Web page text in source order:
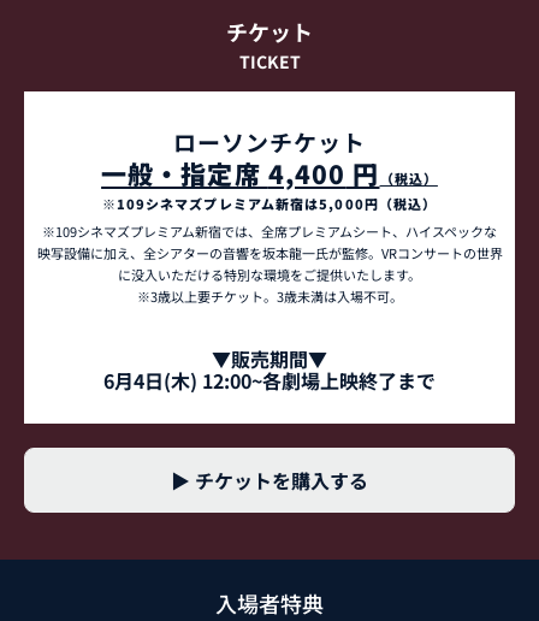
チケット
TICKET
ローソンチケット
一般・指定席 4,400 円
（税込）
※109シネマズプレミアム新宿は5,000円（税込）
※109シネマズプレミアム新宿では、全席プレミアムシート、ハイスペックな
映写設備に加え、全シアターの音響を坂本龍一氏が監修。VRコンサートの世界
に没入いただける特別な環境をご提供いたします。
※3歳以上要チケット。3歳未満は入場不可。
▼販売期間▼
6月4日(木) 12:00~各劇場上映終了まで
▶ チケットを購入する
入場者特典